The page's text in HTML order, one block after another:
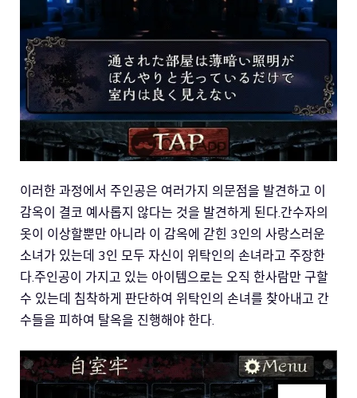
이러한 과정에서 주인공은 여러가지 의문점을 발견하고 이
감옥이 결코 예사롭지 않다는 것을 발견하게 된다.간수자의
옷이 이상할뿐만 아니라 이 감옥에 갇힌 3인의 사랑스러운
소녀가 있는데 3인 모두 자신이 위탁인의 손녀라고 주장한
다.주인공이 가지고 있는 아이템으로는 오직 한사람만 구할
수 있는데 침착하게 판단하여 위탁인의 손녀를 찾아내고 간
수들을 피하여 탈옥을 진행해야 한다.